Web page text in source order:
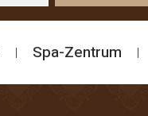
Spa-Zentrum